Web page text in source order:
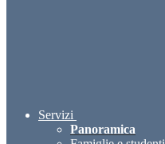
Servizi
Panoramica